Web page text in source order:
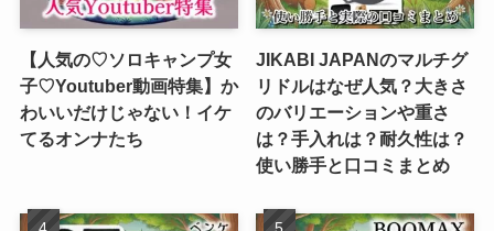
【人気の♡ソロキャンプ女
子♡Youtuber動画特集】か
わいいだけじゃない！イケ
てるオンナたち
JIKABI JAPANのマルチグ
リドルはなぜ人気？大きさ
のバリエーションや重さ
は？手入れは？耐久性は？
使い勝手と口コミまとめ